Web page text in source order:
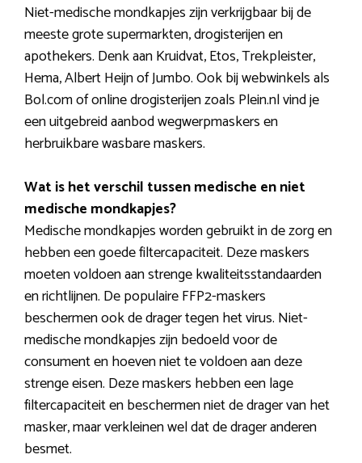
Niet-medische mondkapjes zijn verkrijgbaar bij de
meeste grote supermarkten, drogisterijen en
apothekers. Denk aan Kruidvat, Etos, Trekpleister,
Hema, Albert Heijn of Jumbo. Ook bij webwinkels als
Bol.com of online drogisterijen zoals Plein.nl vind je
een uitgebreid aanbod wegwerpmaskers en
herbruikbare wasbare maskers.
Wat is het verschil tussen medische en niet
medische mondkapjes?
Medische mondkapjes worden gebruikt in de zorg en
hebben een goede filtercapaciteit. Deze maskers
moeten voldoen aan strenge kwaliteitsstandaarden
en richtlijnen. De populaire FFP2-maskers
beschermen ook de drager tegen het virus. Niet-
medische mondkapjes zijn bedoeld voor de
consument en hoeven niet te voldoen aan deze
strenge eisen. Deze maskers hebben een lage
filtercapaciteit en beschermen niet de drager van het
masker, maar verkleinen wel dat de drager anderen
besmet.